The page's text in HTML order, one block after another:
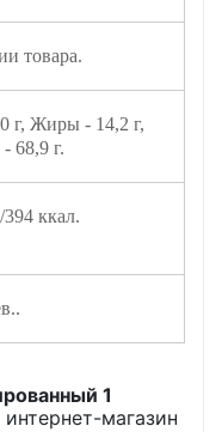
товара.
г, Жиры - 14,2 г,
68,9 г.
ккал.
1
магазин